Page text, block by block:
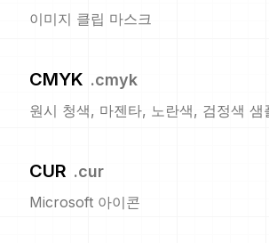
이미지 클립 마스크
CMYK .cmyk
원시 청색, 마젠타, 노란색, 검정색 샘
CUR .cur
Microsoft 아이콘